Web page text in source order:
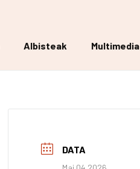
Albisteak Multimedia
DATA